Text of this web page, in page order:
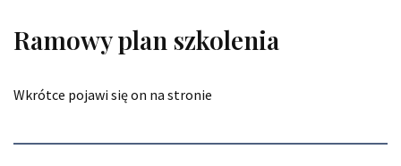
Ramowy plan szkolenia
Wkrótce pojawi się on na stronie